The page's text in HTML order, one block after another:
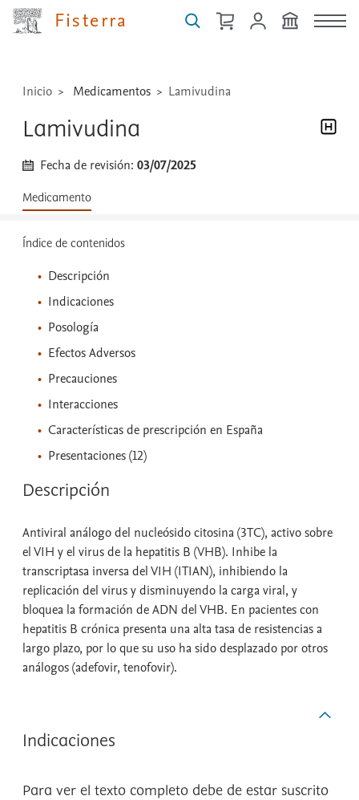
Fisterra
técnicas
...
Inicio Medicamentos Lamivudina
Lamivudina
Fecha de revisión:03/07/2025
Medicamento
Índice de contenidos
Descripción
Indicaciones
Posología
Efectos Adversos
Precauciones
Interacciones
Características de prescripción en España
Presentaciones (12)
Descripción
Antiviral análogo del nucleósido citosina (3TC), activo sobre
el VIH y el virus de la hepatitis B (VHB). Inhibe la
transcriptasa inversa del VIH (ITIAN), inhibiendo la
replicación del virus y disminuyendo la carga viral, y
bloquea la formación de ADN del VHB. En pacientes con
hepatitis B crónica presenta una alta tasa de resistencias a
largo plazo, por lo que su uso ha sido desplazado por otros
análogos (adefovir, tenofovir).
Indicaciones
Para ver el texto completo debe de estar suscrito